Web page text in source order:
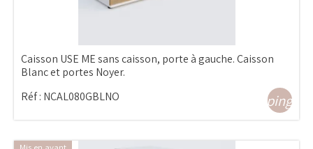
Caisson USE ME sans caisson, porte à gauche. Caisson
Blanc et portes Noyer.
Réf : NCAL080GBLNO